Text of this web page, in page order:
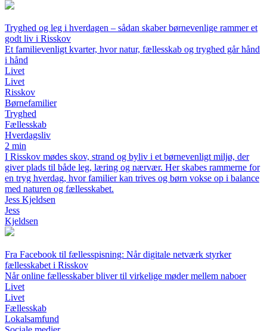
Tryghed og leg i hverdagen – sådan skaber børnevenlige rammer et
godt liv i Risskov
Et familievenligt kvarter, hvor natur, fællesskab og tryghed går hånd
i hånd
Livet
Livet
Risskov
Børnefamilier
Tryghed
Fællesskab
Hverdagsliv
2 min
I Risskov mødes skov, strand og byliv i et børnevenligt miljø, der
giver plads til både leg, læring og nærvær. Her skabes rammerne for
en tryg hverdag, hvor familier kan trives og børn vokse op i balance
med naturen og fællesskabet.
Jess Kjeldsen
Jess
Kjeldsen
Fra Facebook til fællesspisning: Når digitale netværk styrker
fællesskabet i Risskov
Når online fællesskaber bliver til virkelige møder mellem naboer
Livet
Livet
Fællesskab
Lokalsamfund